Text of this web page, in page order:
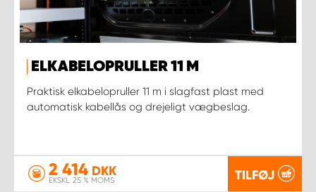
ELKABELOPRULLER 11 M
Praktisk elkabelopruller 11 m i slagfast plast med
automatisk kabellås og drejeligt vægbeslag.
2 414 DKK
EKSKL. 25 % MOMS TILFØJ